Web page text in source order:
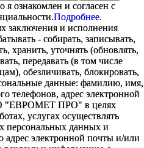
ознакомлен и согласен с
Подробнее.
и исполнения
- собирать, записывать,
хранить, уточнять (обновлять,
передавать (в том числе
обезличивать, блокировать,
данные: фамилию, имя,
телефонов, адрес электронной
"ЕВРОМЕТ ПРО" в целях
услугах осуществлять
персональных данных и
адрес электронной почты и/или